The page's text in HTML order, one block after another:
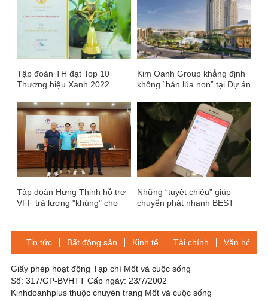
Tập đoàn TH đạt Top 10
Thương hiệu Xanh 2022
Kim Oanh Group khẳng định
không “bán lúa non” tại Dự án
Tập đoàn Hưng Thịnh hỗ trợ
VFF trả lương "khủng" cho
Những “tuyệt chiêu” giúp
chuyển phát nhanh BEST
Tin tức
Bất động sản Kinh tế Tài chính Văn hóa-
Giấy phép hoạt động Tạp chí Mốt và cuộc sống
Số: 317/GP-BVHTT Cấp ngày: 23/7/2002
Kinhdoanhplus thuộc chuyên trang Mốt và cuộc sống